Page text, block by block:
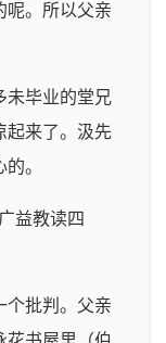
呢。所以父亲
未毕业的堂兄
起来了。汲先
。
益教读四
个批判。父亲